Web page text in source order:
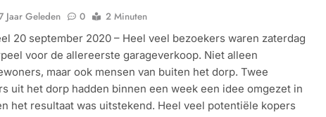
Jaar Geleden 0
2 Minuten
20 september 2020 – Heel veel bezoekers waren zaterdag
voor de allereerste garageverkoop. Niet alleen
maar ook mensen van buiten het dorp. Twee
uit het dorp hadden binnen een week een idee omgezet in
het resultaat was uitstekend. Heel veel potentiële kopers